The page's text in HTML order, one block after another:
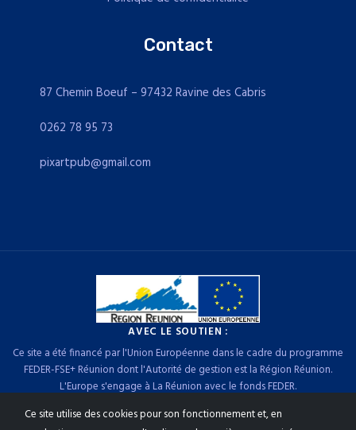
Contact
87 Chemin Boeuf – 97432 Ravine des Cabris
0262 78 95 73
pixartpub@gmail.com
AVEC LE SOUTIEN :
Ce site a été financé par l'Union Européenne dans le cadre du programme
FEDER-FSE+ Réunion dont l'Autorité de gestion est la Région Réunion.
L'Europe s'engage à La Réunion avec le fonds FEDER.
Ce site utilise des cookies pour son fonctionnement et, en